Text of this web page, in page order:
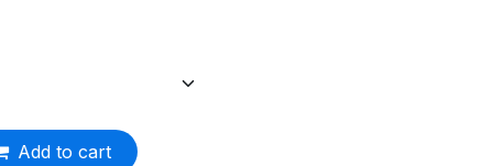
Add to cart